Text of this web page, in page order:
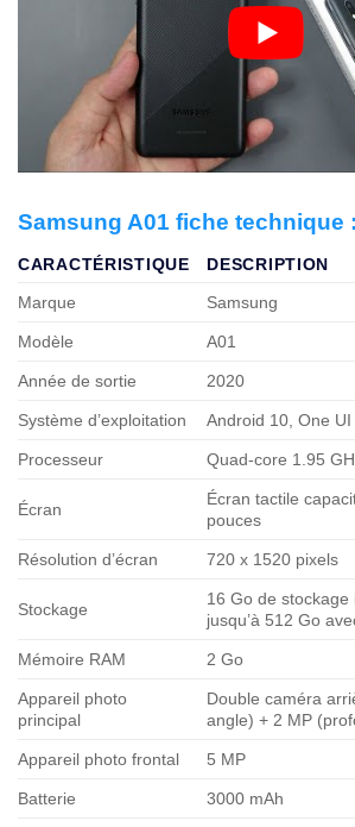
Samsung A01 fiche technique :
CARACTÉRISTIQUE
DESCRIPTION
Marque
Samsung
Modèle A01
Année de sortie 2020
Système d’exploitation Android 10, One
Processeur Quad-core 1.95
Écran
Écran tactile
pouces
Résolution d’écran 720 x 1520 pixels
Stockage
16 Go de
jusqu’à 512 Go
Mémoire RAM 2 Go
Appareil photo
principal
Double caméra
angle) + 2 MP
Appareil photo frontal 5 MP
Batterie 3000 mAh